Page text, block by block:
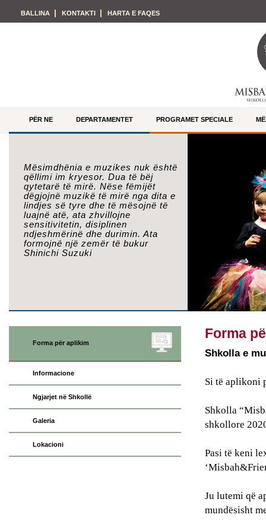
BALLINA KONTAKTI HARTA E FAQES
PËR NE DEPARTAMENTET PROGRAMET SPECIALE
Mësimdhënia e muzikes nuk është
qëllimi im kryesor. Dua të bëj
qytetarë të mirë. Nëse fëmijët
dëgjojnë muzikë të mirë nga dita e
lindjes së tyre dhe të mësojnë të
luajnë atë, ata zhvillojne
sensitivitetin, disiplinen
ndjeshmërinë dhe durimin. Ata
formojnë një zemër të bukur
Shinichi Suzuki
Forma për aplikim
Informacione
Ngjarjet në Shkollë
Galeria
Lokacioni
Forma
Shkolla e
Si të aplikoni
Shkolla
shkollore
Pasi të keni
Ju lutemi që
mundësisht